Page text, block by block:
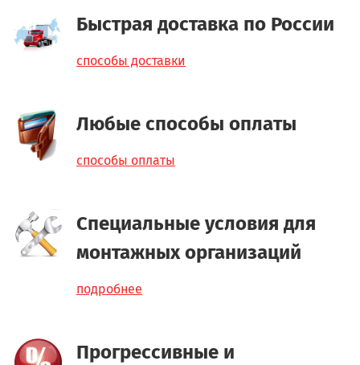
Быстрая доставка по России
способы доставки
Любые способы оплаты
способы оплаты
Специальные условия для
монтажных организаций
подробнее
Прогрессивные и